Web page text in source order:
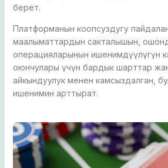
берет.
Платформанын коопсуздугу
маалыматтардын сакталышын,
операцияларынын ишенимдүүлүгүн
оюнчулары үчүн бардык шарттар
айкындуулук менен камсыздалган,
ишенимин арттырат.